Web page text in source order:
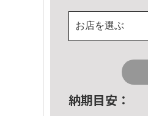
お店を選ぶ
納期目安：